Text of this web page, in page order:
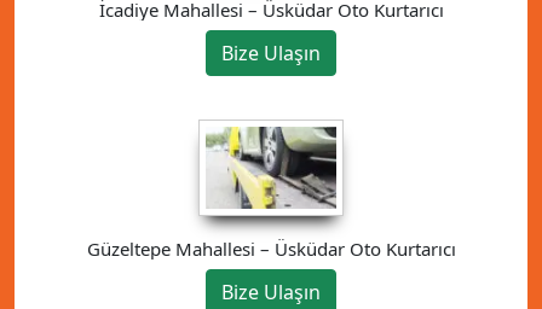
İcadiye Mahallesi – Üsküdar Oto Kurtarıcı
Bize Ulaşın
Güzeltepe Mahallesi – Üsküdar Oto Kurtarıcı
Bize Ulaşın